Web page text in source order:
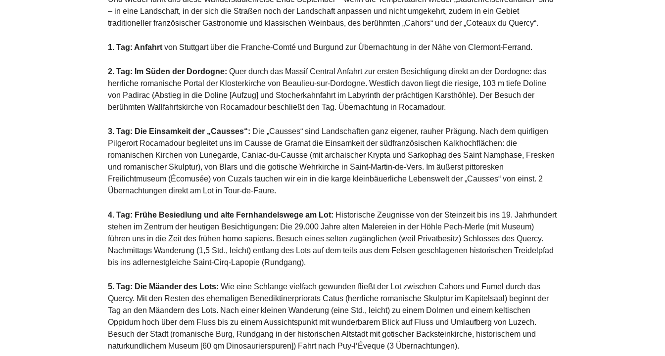
– in eine Landschaft, in der sich die Straßen noch der Landschaft anpassen und nicht umgekehrt, zudem in ein Gebiet
traditioneller französischer Gastronomie und klassischen Weinbaus, des berühmten „Cahors“ und der „Coteaux du Quercy“.
1. Tag: Anfahrt von Stuttgart über die Franche-Comté und Burgund zur Übernachtung in der Nähe von Clermont-Ferrand.
2. Tag: Im Süden der Dordogne: Quer durch das Massif Central Anfahrt zur ersten Besichtigung direkt an der Dordogne: das
herrliche romanische Portal der Klosterkirche von Beaulieu-sur-Dordogne. Westlich davon liegt die riesige, 103 m tiefe Doline
von Padirac (Abstieg in die Doline [Aufzug] und Stocherkahnfahrt im Labyrinth der prächtigen Karsthöhle). Der Besuch der
berühmten Wallfahrtskirche von Rocamadour beschließt den Tag. Übernachtung in Rocamadour.
3. Tag: Die Einsamkeit der „Causses“: Die „Causses“ sind Landschaften ganz eigener, rauher Prägung. Nach dem quirligen
Pilgerort Rocamadour begleitet uns im Causse de Gramat die Einsamkeit der südfranzösischen Kalkhochflächen: die
romanischen Kirchen von Lunegarde, Caniac-du-Causse (mit archaischer Krypta und Sarkophag des Saint Namphase, Fresken
und romanischer Skulptur), von Blars und die gotische Wehrkirche in Saint-Martin-de-Vers. Im äußerst pittoresken
Freilichtmuseum (Écomusée) von Cuzals tauchen wir ein in die karge kleinbäuerliche Lebenswelt der „Causses“ von einst. 2
Übernachtungen direkt am Lot in Tour-de-Faure.
4. Tag: Frühe Besiedlung und alte Fernhandelswege am Lot: Historische Zeugnisse von der Steinzeit bis ins 19. Jahrhundert
stehen im Zentrum der heutigen Besichtigungen: Die 29.000 Jahre alten Malereien in der Höhle Pech-Merle (mit Museum)
führen uns in die Zeit des frühen homo sapiens. Besuch eines selten zugänglichen (weil Privatbesitz) Schlosses des Quercy.
Nachmittags Wanderung (1,5 Std., leicht) entlang des Lots auf dem teils aus dem Felsen geschlagenen historischen Treidelpfad
bis ins adlernestgleiche Saint-Cirq-Lapopie (Rundgang).
5. Tag: Die Mäander des Lots: Wie eine Schlange vielfach gewunden fließt der Lot zwischen Cahors und Fumel durch das
Quercy. Mit den Resten des ehemaligen Benediktinerpriorats Catus (herrliche romanische Skulptur im Kapitelsaal) beginnt der
Tag an den Mäandern des Lots. Nach einer kleinen Wanderung (eine Std., leicht) zu einem Dolmen und einem keltischen
Oppidum hoch über dem Fluss bis zu einem Aussichtspunkt mit wunderbarem Blick auf Fluss und Umlaufberg von Luzech.
Besuch der Stadt (romanische Burg, Rundgang in der historischen Altstadt mit gotischer Backsteinkirche, historischem und
naturkundlichem Museum [60 qm Dinosaurierspuren]) Fahrt nach Puy-l‘Éveque (3 Übernachtungen).